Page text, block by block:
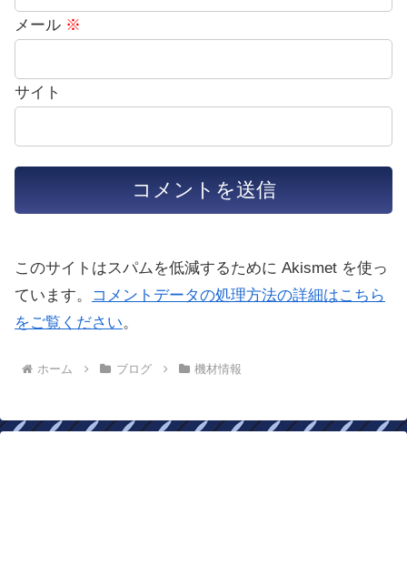
メール ※
サイト
このサイトはスパムを低減するために Akismet を使っ
ています。
コメントデータの処理方法の詳細はこちら
をご覧ください。
ホーム ブログ 機材情報